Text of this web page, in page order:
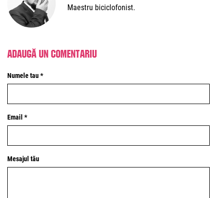
Maestru biciclofonist.
Adaugă un comentariu
Numele tau *
Email *
Mesajul tău